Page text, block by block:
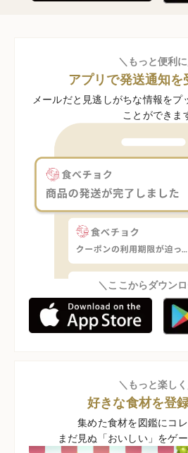
＼もっと便利
アプリで発送通知を
メールだと見逃しがちな情報をプ
ことができま
＼ここからダウン
＼もっと楽し
好きな食材を登
集めた食材を図鑑にコレ
まだ見ぬ「おいしい」をゲ